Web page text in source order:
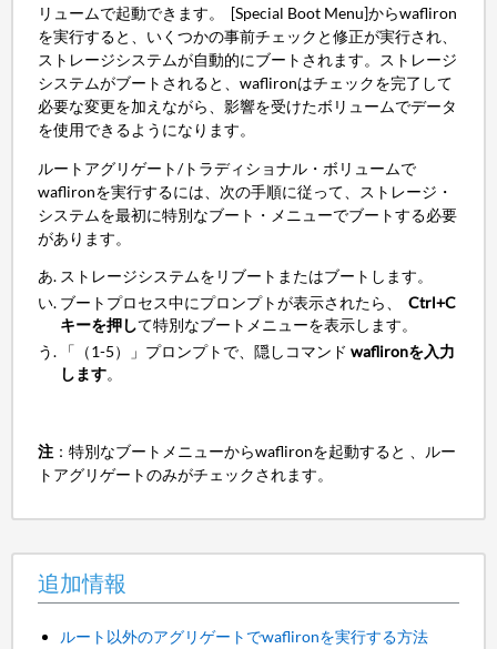
リュームで起動できます。 [Special Boot Menu]からwafliron
を実行すると、いくつかの事前チェックと修正が実行され、
ストレージシステムが自動的にブートされます。ストレージ
システムがブートされると、waflironはチェックを完了して
必要な変更を加えながら、影響を受けたボリュームでデータ
を使用できるようになります。
ルートアグリゲート/トラディショナル・ボリュームで
waflironを実行するには、次の手順に従って、ストレージ・
システムを最初に特別なブート・メニューでブートする必要
があります。
ストレージシステムをリブートまたはブートします。
ブートプロセス中にプロンプトが表示されたら、Ctrl+C
キーを押して特別なブートメニューを表示します。
「（1-5）」プロンプトで、隠しコマンドwaflironを入力
します。
注：特別なブートメニューからwaflironを起動すると 、ルー
トアグリゲートのみがチェックされます。
追加情報
ルート以外のアグリゲートでwaflironを実行する方法